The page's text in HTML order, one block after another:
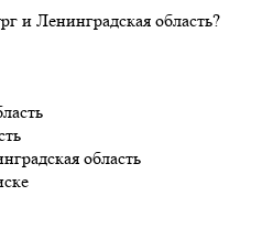
и Ленинградская область?
область